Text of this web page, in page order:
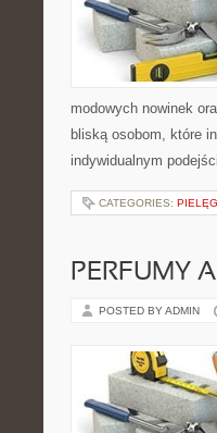
modowych nowinek
bliską osobom, które
indywidualnym
CATEGORIES:
PERFUMY
POSTED BY ADMIN